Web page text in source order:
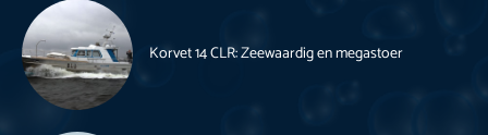
Korvet 14 CLR: Zeewaardig en megastoer